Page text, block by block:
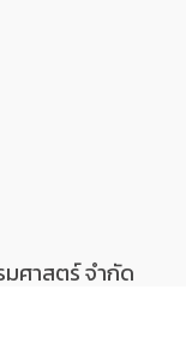
ศาสตร์ จำกัด